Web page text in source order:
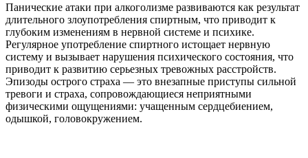
Панические атаки при алкоголизме развиваются как результат
длительного злоупотребления спиртным, что приводит к
глубоким изменениям в нервной системе и психике.
Регулярное употребление спиртного истощает нервную
систему и вызывает нарушения психического состояния, что
приводит к развитию серьезных тревожных расстройств.
Эпизоды острого страха — это внезапные приступы сильной
тревоги и страха, сопровождающиеся неприятными
физическими ощущениями: учащенным сердцебиением,
одышкой, головокружением.